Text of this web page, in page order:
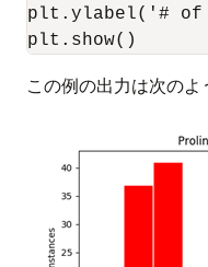
plt.ylabel('# of
plt.show()
この例の出力は次のよ